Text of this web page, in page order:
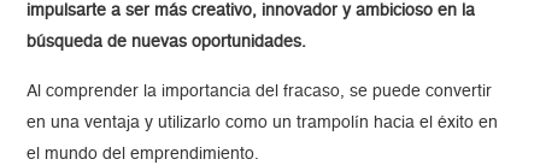
impulsarte a ser más creativo, innovador y ambicioso en la
búsqueda de nuevas oportunidades.
Al comprender la importancia del fracaso, se puede convertir
en una ventaja y utilizarlo como un trampolín hacia el éxito en
el mundo del emprendimiento.